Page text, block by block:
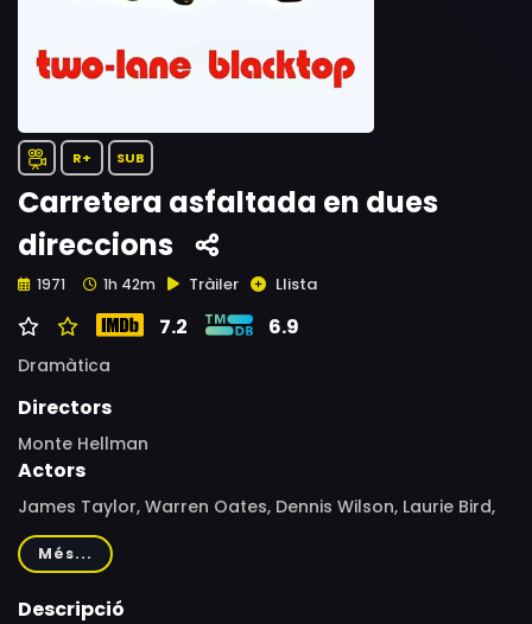
R+ SUB
Carretera asfaltada en dues
direccions
1971 1h 42m Tràiler Llista
7.2 6.9
Dramàtica
Directors
Monte Hellman
Actors
James Taylor, Warren Oates, Dennis Wilson, Laurie Bird,
Rudy Wurlitzer, Harry Dean Stanton, Jaclyn Hellman, Alan
Vint, Katherine Squire, Bill Keller, David Drake, Richard
Ruth, Don Samuels, Charles Moore, Tom Green, W.H.
Més...
Descripció